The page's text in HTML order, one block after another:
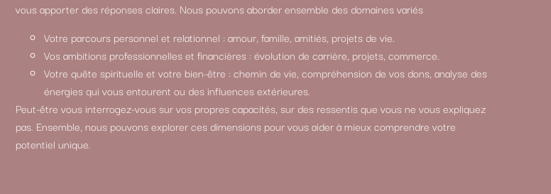
vous apporter des réponses claires. Nous pouvons aborder ensemble des domaines variés
Votre parcours personnel et relationnel : amour, famille, amitiés, projets de vie.
Vos ambitions professionnelles et financières : évolution de carrière, projets, commerce.
Votre quête spirituelle et votre bien-être : chemin de vie, compréhension de vos dons, analyse des
énergies qui vous entourent ou des influences extérieures.
Peut-être vous interrogez-vous sur vos propres capacités, sur des ressentis que vous ne vous expliquez
pas. Ensemble, nous pouvons explorer ces dimensions pour vous aider à mieux comprendre votre
potentiel unique.